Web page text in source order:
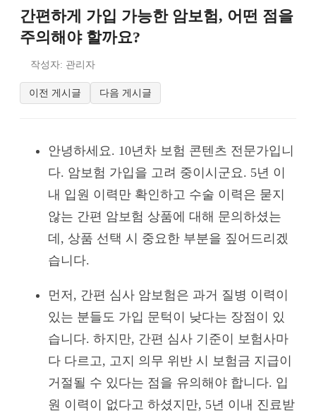
간편하게 가입 가능한 암보험, 어떤 점을
주의해야 할까요?
작성자: 관리자
이전 게시글 다음 게시글
안녕하세요. 10년차 보험 콘텐츠 전문가입니
다. 암보험 가입을 고려 중이시군요. 5년 이
내 입원 이력만 확인하고 수술 이력은 묻지
않는 간편 암보험 상품에 대해 문의하셨는
데, 상품 선택 시 중요한 부분을 짚어드리겠
습니다.
먼저, 간편 심사 암보험은 과거 질병 이력이
있는 분들도 가입 문턱이 낮다는 장점이 있
습니다. 하지만, 간편 심사 기준이 보험사마
다 다르고, 고지 의무 위반 시 보험금 지급이
거절될 수 있다는 점을 유의해야 합니다. 입
원 이력이 없다고 하셨지만, 5년 이내 진료받